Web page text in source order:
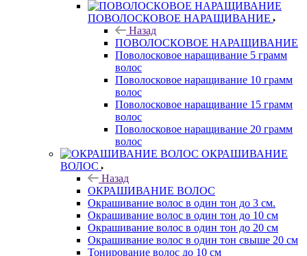
ПОВОЛОСКОВОЕ НАРАЩИВАНИЕ
Назад
ПОВОЛОСКОВОЕ НАРАЩИВАНИЕ
Поволосковое наращивание 5 грамм
волос
Поволосковое наращивание 10 грамм
волос
Поволосковое наращивание 15 грамм
волос
Поволосковое наращивание 20 грамм
волос
ОКРАШИВАНИЕ
ВОЛОС
Назад
ОКРАШИВАНИЕ ВОЛОС
Окрашивание волос в один тон до 3 см.
Окрашивание волос в один тон до 10 см
Окрашивание волос в один тон до 20 см
Окрашивание волос в один тон свыше 20 см
Тонирование волос до 10 см